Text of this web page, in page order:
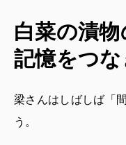
白菜の漬
記憶をつな
梁さんはしばしば「
う。